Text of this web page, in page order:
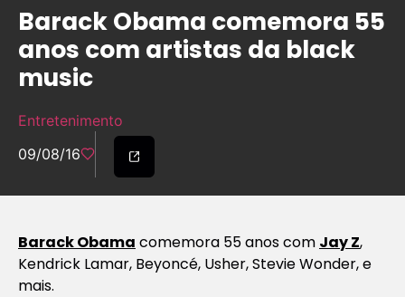
Barack Obama comemora 55
anos com artistas da black
music
Entretenimento
09/08/16
Barack Obama comemora 55 anos com Jay Z,
Kendrick Lamar, Beyoncé, Usher, Stevie Wonder, e
mais.